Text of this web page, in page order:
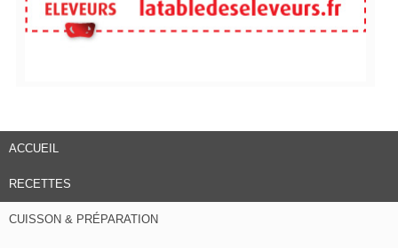
ACCUEIL
RECETTES
CUISSON & PRÉPARATION